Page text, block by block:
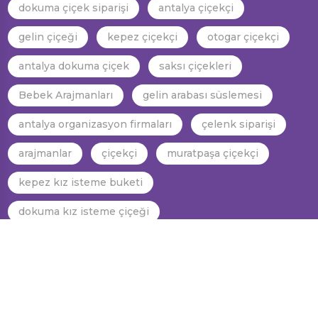
dokuma çiçek siparişi
antalya çiçekçi
gelin çiçeği kepez çiçekçi otogar çiçekçi
antalya dokuma çiçek saksı çiçekleri
Bebek Arajmanları gelin arabası süslemesi
antalya organizasyon firmaları çelenk siparişi
arajmanlar çiçekçi muratpaşa çiçekçi
kepez kız isteme buketi
dokuma kız isteme çiçeği